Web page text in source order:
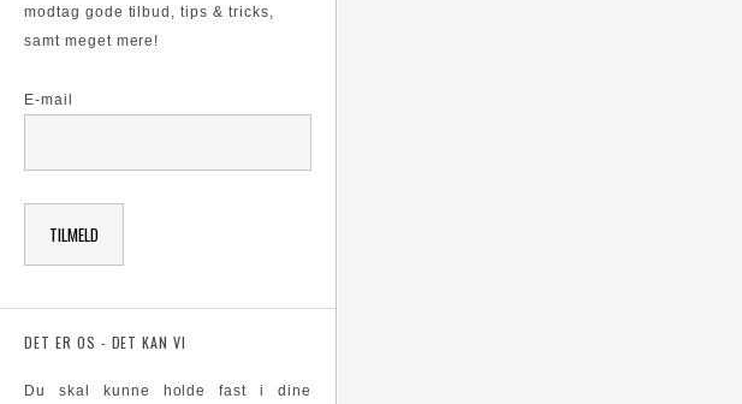
modtag gode tilbud, tips & tricks,
samt meget mere!
E-mail
DET ER OS - DET KAN VI
Du skal kunne holde fast i dine